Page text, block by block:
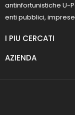
antinfortunistiche U-
enti pubblici,
I PIU CERCATI
AZIENDA